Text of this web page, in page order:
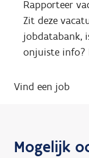
Rapporteer
Zit deze
jobdatabank,
onjuiste info?
Vind een job
Mogelijk